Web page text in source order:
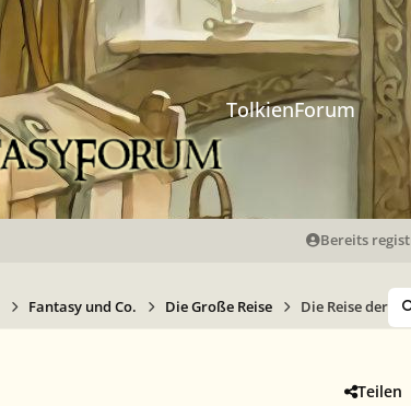
TolkienForum
Bereits
Fantasy und Co. Die Große Reise Die Reise der
Teilen